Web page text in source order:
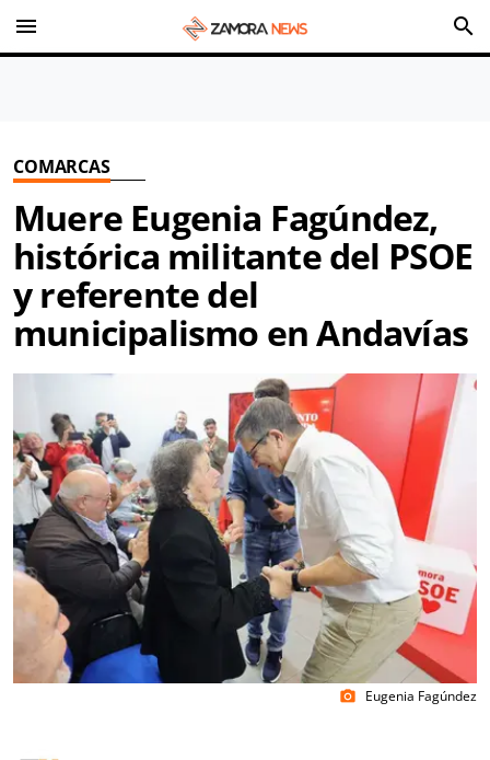
menu search
COMARCAS
Muere Eugenia Fagúndez,
histórica militante del PSOE
y referente del
municipalismo en Andavías
photo_camera Eugenia Fagúndez